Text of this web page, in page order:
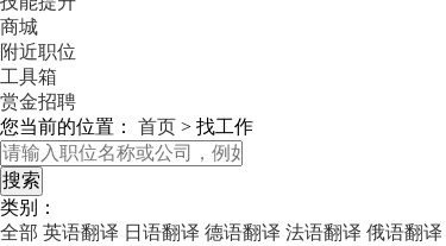
商城
附近职位
工具箱
赏金招聘
您当前的位置： 首页 > 找工作
类别：
全部 英语翻译 日语翻译 德语翻译 法语翻译 俄语翻译